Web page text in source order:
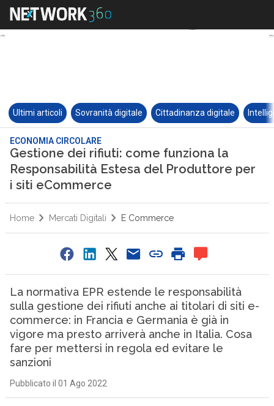
Ultimi articoli Sovranità digitale Cittadinanza digitale
ECONOMIA CIRCOLARE
Gestione dei rifiuti: come funziona la
Responsabilità Estesa del Produttore per
i siti eCommerce
Home Mercati Digitali E Commerce
La normativa EPR estende le responsabilità
sulla gestione dei rifiuti anche ai titolari di siti e-
commerce: in Francia e Germania è già in
vigore ma presto arriverà anche in Italia. Cosa
fare per mettersi in regola ed evitare le
sanzioni
Pubblicato il 01 Ago 2022